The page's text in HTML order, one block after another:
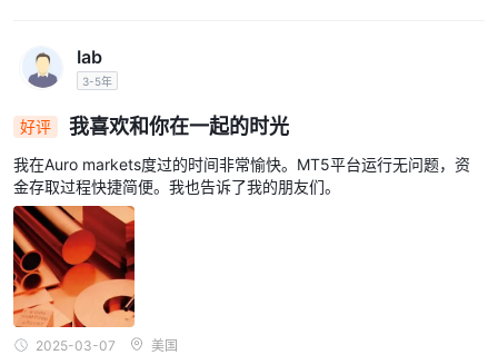
Iab
3-5年
好评 我喜欢和你在一起的时光
我在Auro markets度过的时间非常愉快。MT5平台运行无问题，资
金存取过程快捷简便。我也告诉了我的朋友们。
2025-03-07 美国